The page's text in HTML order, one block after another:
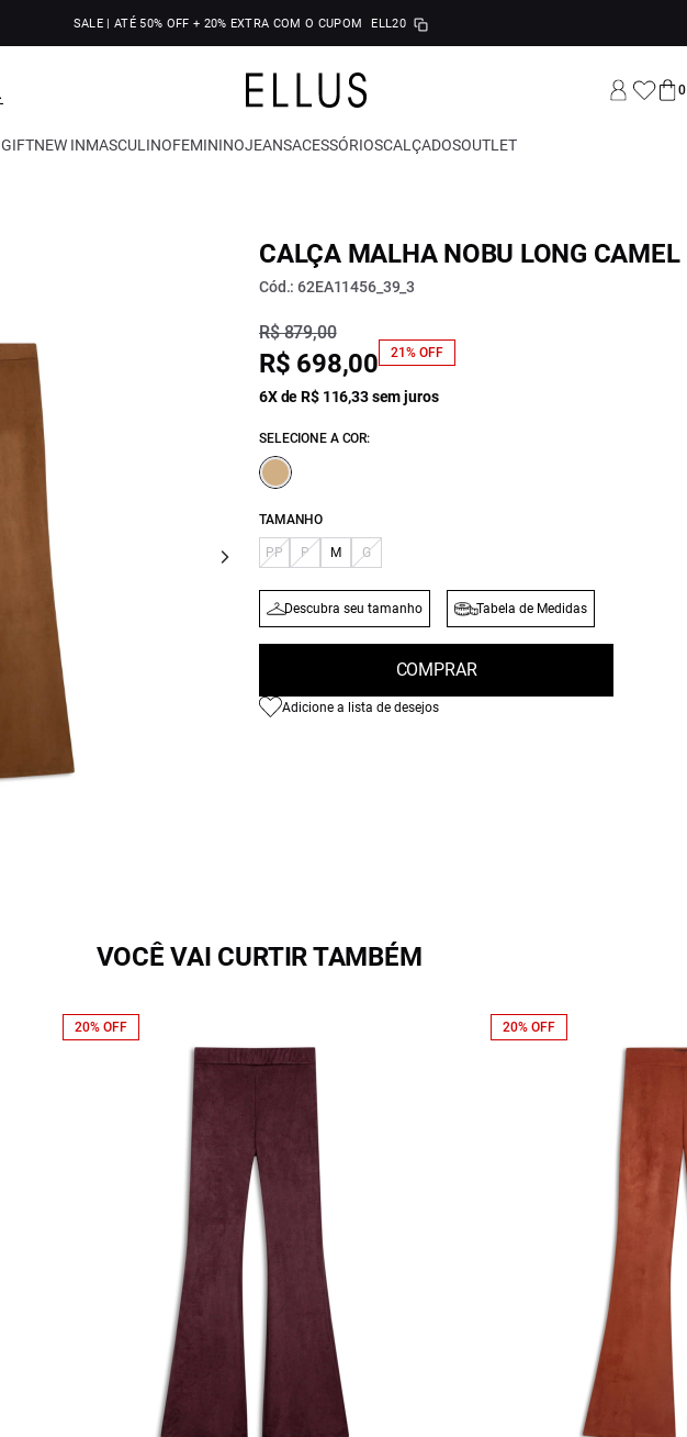
SALE | ATÉ 50% OFF + 20% EXTRA COM O CUPOM ELL20
0
GIFTNEW INMASCULINOFEMININOJEANSACESSÓRIOSCALÇADOSOUTLET
CALÇA MALHA NOBU LONG CAMEL
Cód.: 62EA11456_39_3
R$ 879,00
R$ 698,00 21% OFF
6X de R$ 116,33 sem juros
SELECIONE A COR:
TAMANHO
PP P M G
Descubra seu tamanho Tabela de Medidas
COMPRAR
Adicione a lista de desejos
VOCÊ VAI CURTIR TAMBÉM
20% OFF 20% OFF